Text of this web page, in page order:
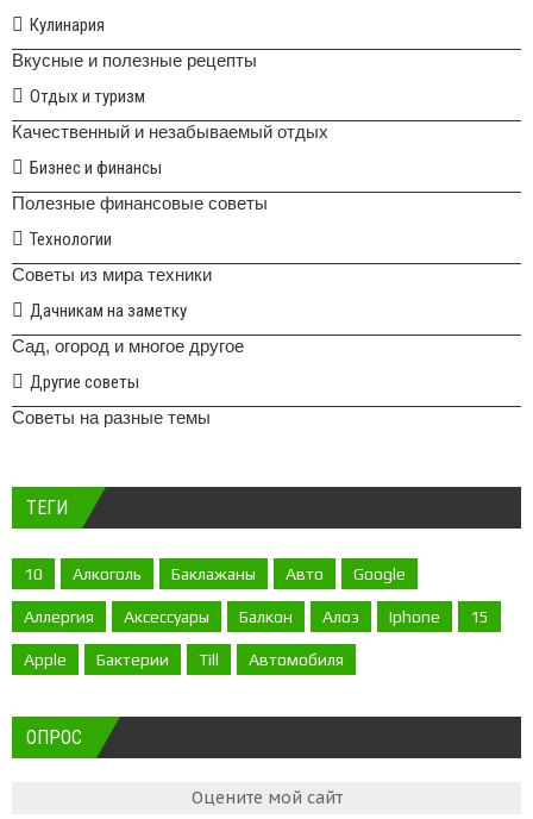
Кулинария
Вкусные и полезные рецепты
Отдых и туризм
Качественный и незабываемый отдых
Бизнес и финансы
Полезные финансовые советы
Технологии
Советы из мира техники
Дачникам на заметку
Сад, огород и многое другое
Другие советы
Советы на разные темы
ТЕГИ
10 Алкоголь Баклажаны Авто Google
Аллергия Аксессуары Балкон Алоэ Iphone 15
Apple Бактерии Till Автомобиля
ОПРОС
Оцените мой сайт